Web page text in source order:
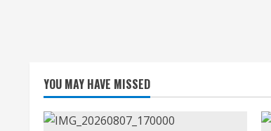
YOU MAY HAVE MISSED